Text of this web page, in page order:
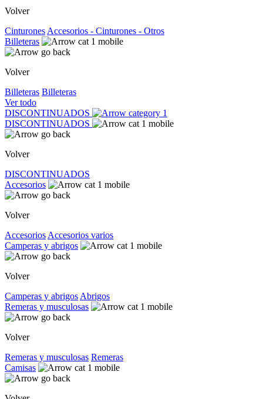
Volver
Cinturones Accesorios - Cinturones - Otros
Billeteras
Volver
Billeteras Billeteras
Ver todo
DISCONTINUADOS
DISCONTINUADOS
Volver
DISCONTINUADOS
Accesorios
Volver
Accesorios Accesorios varios
Camperas y abrigos
Volver
Camperas y abrigos Abrigos
Remeras y musculosas
Volver
Remeras y musculosas Remeras
Camisas